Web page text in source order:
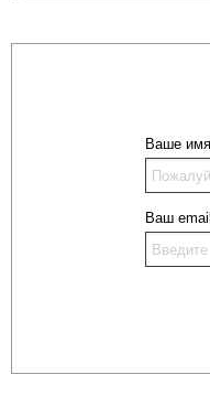
Ваше
Ваш email